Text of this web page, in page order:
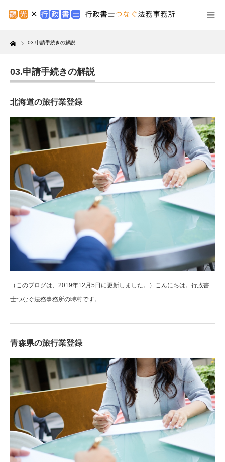
Home 03.申請手続きの解説
03.申請手続きの解説
北海道の旅行業登録
（このブログは、2019年12月5日に更新しました。）こんにちは。行政書
士つなぐ法務事務所の時村です。
青森県の旅行業登録